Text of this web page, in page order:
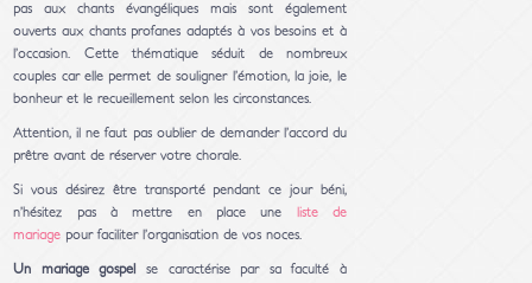
pas aux chants évangéliques mais sont également
ouverts aux chants profanes adaptés à vos besoins et à
l’occasion. Cette thématique séduit de nombreux
couples car elle permet de souligner l’émotion, la joie, le
bonheur et le recueillement selon les circonstances.
Attention, il ne faut pas oublier de demander l’accord du
prêtre avant de réserver votre chorale.
Si vous désirez être transporté pendant ce jour béni,
n’hésitez pas à mettre en place une
liste de
mariage pour faciliter l’organisation de vos noces.
Un mariage gospel se caractérise par sa faculté à